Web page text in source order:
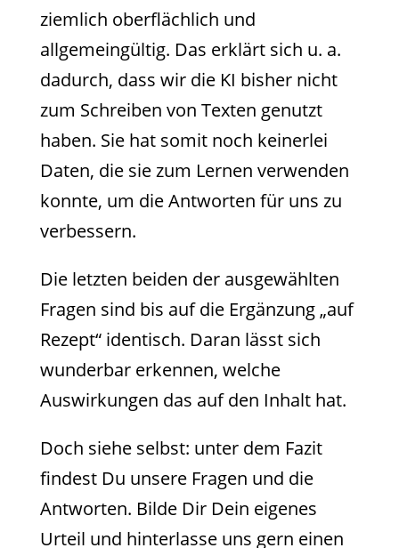
ziemlich oberflächlich und
allgemeingültig. Das erklärt sich u. a.
dadurch, dass wir die KI bisher nicht
zum Schreiben von Texten genutzt
haben. Sie hat somit noch keinerlei
Daten, die sie zum Lernen verwenden
konnte, um die Antworten für uns zu
verbessern.
Die letzten beiden der ausgewählten
Fragen sind bis auf die Ergänzung „auf
Rezept“ identisch. Daran lässt sich
wunderbar erkennen, welche
Auswirkungen das auf den Inhalt hat.
Doch siehe selbst: unter dem Fazit
findest Du unsere Fragen und die
Antworten. Bilde Dir Dein eigenes
Urteil und hinterlasse uns gern einen